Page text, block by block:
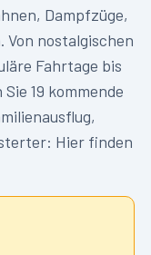
Dampfzüge,
Von nostalgischen
Fahrtage bis
Sie 19 kommende
Hier finden